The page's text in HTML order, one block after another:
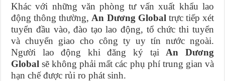
Khác với những văn phòng tư vấn xuất khẩu lao
động thông thường, An Dương Global trực tiếp xét
tuyển đầu vào, đào tạo lao động, tổ chức thi tuyển
và chuyển giao cho công ty uy tín nước ngoài.
Người lao động khi đăng ký tại An Dương
Global sẽ không phải mất các phụ phí trung gian và
hạn chế được rủi ro phát sinh.